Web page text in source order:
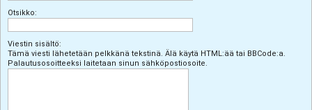
Otsikko:
Viestin sisältö:
Tämä viesti lähetetään pelkkänä tekstinä. Älä käytä HTML:ää tai BBCode:a.
Palautusosoitteeksi laitetaan sinun sähköpostiosoite.